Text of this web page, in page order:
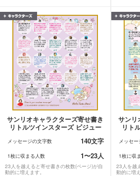
サンリオキャラクターズ寄せ書き
リトルツインスターズ ビジュー
メッセージの文字数 140文字
1枚に収まる人数 1〜23人
23人を越えると寄せ書きの枚数(ページ)が自
動的に増えます。
サンリ
リト
メッセ
1枚に収
23人を越
動的に増